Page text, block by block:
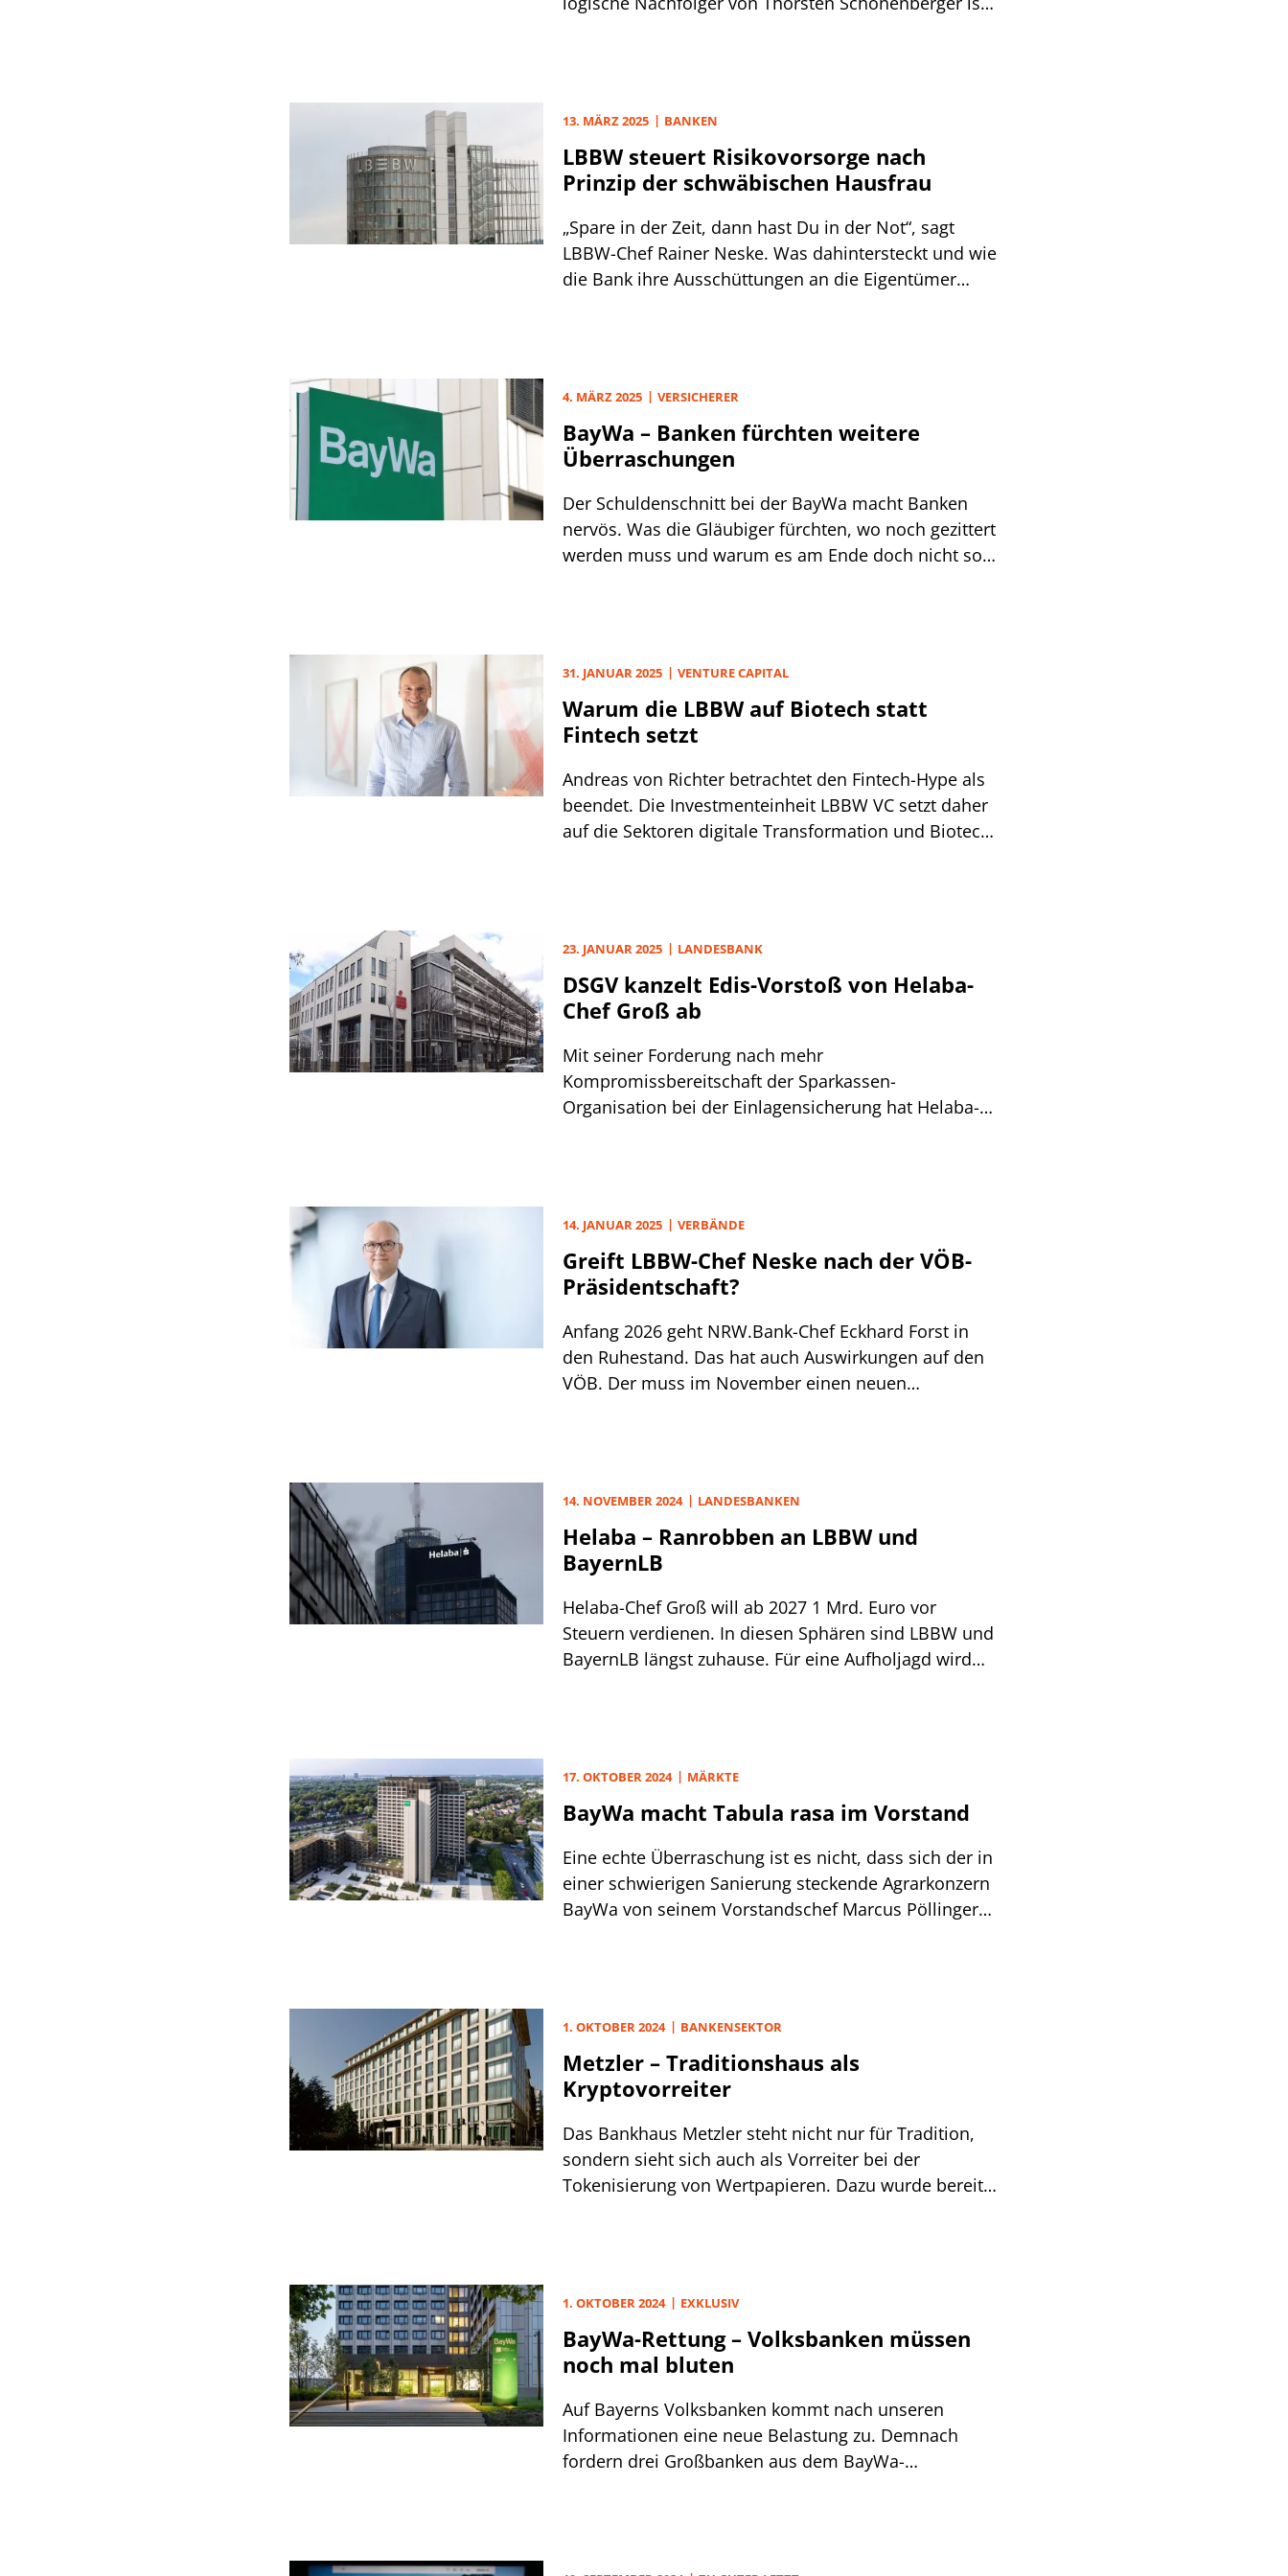
13. MÄRZ 2025 BANKEN
LBBW steuert Risikovorsorge nach
Prinzip der schwäbischen Hausfrau
„Spare in der Zeit, dann hast Du in der Not“, sagt
LBBW-Chef Rainer Neske. Was dahintersteckt und wie
die Bank ihre Ausschüttungen an die Eigentümer
4. MÄRZ 2025 VERSICHERER
BayWa – Banken fürchten weitere
Überraschungen
Der Schuldenschnitt bei der BayWa macht Banken
nervös. Was die Gläubiger fürchten, wo noch gezittert
werden muss und warum es am Ende doch nicht so
31. JANUAR 2025 VENTURE CAPITAL
Warum die LBBW auf Biotech statt
Fintech setzt
Andreas von Richter betrachtet den Fintech-Hype als
beendet. Die Investmenteinheit LBBW VC setzt daher
auf die Sektoren digitale Transformation und Biotech
23. JANUAR 2025 LANDESBANK
DSGV kanzelt Edis-Vorstoß von Helaba-
Chef Groß ab
Mit seiner Forderung nach mehr
Kompromissbereitschaft der Sparkassen-
Organisation bei der Einlagensicherung hat Helaba-
14. JANUAR 2025 VERBÄNDE
Greift LBBW-Chef Neske nach der VÖB-
Präsidentschaft?
Anfang 2026 geht NRW.Bank-Chef Eckhard Forst in
den Ruhestand. Das hat auch Auswirkungen auf den
VÖB. Der muss im November einen neuen
14. NOVEMBER 2024 LANDESBANKEN
Helaba – Ranrobben an LBBW und
BayernLB
Helaba-Chef Groß will ab 2027 1 Mrd. Euro vor
Steuern verdienen. In diesen Sphären sind LBBW und
BayernLB längst zuhause. Für eine Aufholjagd wird
17. OKTOBER 2024 MÄRKTE
BayWa macht Tabula rasa im Vorstand
Eine echte Überraschung ist es nicht, dass sich der in
einer schwierigen Sanierung steckende Agrarkonzern
BayWa von seinem Vorstandschef Marcus Pöllinger
1. OKTOBER 2024 BANKENSEKTOR
Metzler – Traditionshaus als
Kryptovorreiter
Das Bankhaus Metzler steht nicht nur für Tradition,
sondern sieht sich auch als Vorreiter bei der
Tokenisierung von Wertpapieren. Dazu wurde bereits
1. OKTOBER 2024 EXKLUSIV
BayWa-Rettung – Volksbanken müssen
noch mal bluten
Auf Bayerns Volksbanken kommt nach unseren
Informationen eine neue Belastung zu. Demnach
fordern drei Großbanken aus dem BayWa-